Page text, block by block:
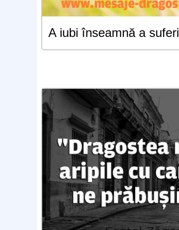
A iubi înseamnă a suferi